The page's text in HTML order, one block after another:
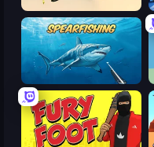
Mortar Squad
Spearfishing